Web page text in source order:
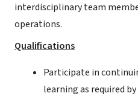
interdisciplinary team
operations.
Qualifications
Participate in
learning as required